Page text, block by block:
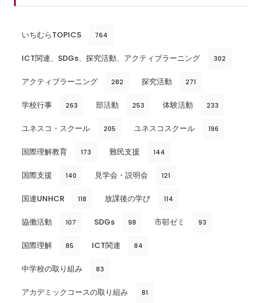
いちむらTOPICS 764
ICT関連、SDGs、探究活動、アクティブラーニング 302
アクティブラーニング 282 探究活動 271
学校行事 263 部活動 253 体験活動 233
ユネスコ・スクール 205 ユネスコスクール 196
国際理解教育 173 難民支援 144
国際支援 140 見学会・説明会 121
国連UNHCR 118 放課後の学び 114
協働活動 107 SDGs 98 市邨ゼミ 93
国際理解 85 ICT関連 84
中学校の取り組み 83
アカデミックコースの取り組み 81